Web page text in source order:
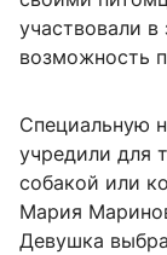
участвовали
возможность
Специальную
учредили для
собакой или
Мария
Девушка